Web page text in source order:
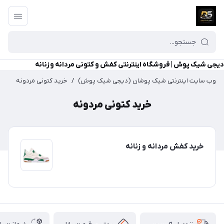
دیجی شیک پوش | فروشگاه اینترنتی کفش و کتونی مردانه و زنانه
وب سایت اینترنتی شیک پوشان (دیجی شیک پوش) / خرید کتونی مردونه
خرید کتونی مردونه
خرید کفش مردانه و زنانه